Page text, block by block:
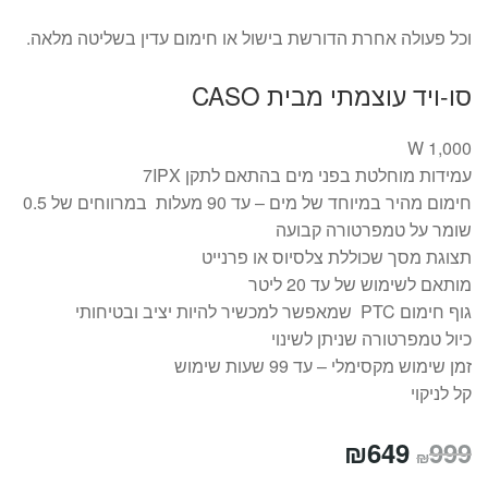
וכל פעולה אחרת הדורשת בישול או חימום עדין בשליטה מלאה.
סו-ויד עוצמתי מבית CASO
1,000 W
עמידות מוחלטת בפני מים בהתאם לתקן 7IPX
חימום מהיר במיוחד של מים – עד 90 מעלות במרווחים של 0.5
שומר על טמפרטורה קבועה
תצוגת מסך שכוללת צלסיוס או פרנייט
מותאם לשימוש של עד 20 ליטר
גוף חימום PTC שמאפשר למכשיר להיות יציב ובטיחותי
כיול טמפרטורה שניתן לשינוי
זמן שימוש מקסימלי – עד 99 שעות שימוש
קל לניקוי
₪999 המחיר
₪649